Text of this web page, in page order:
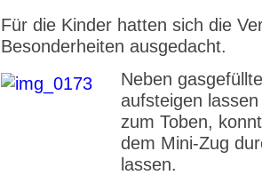
Für die Kinder hatten sich die
Besonderheiten ausgedacht.
Neben
aufsteigen
zum Toben,
dem Mini-Zug
lassen.